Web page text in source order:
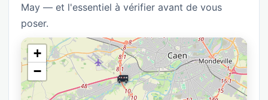
May — et l'essentiel à vérifier avant de vous
poser.
🚐
+
−